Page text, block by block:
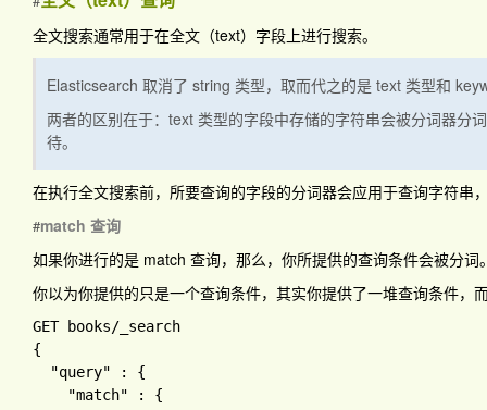
全文搜索通常用于在全文（text）字段上进行搜索。
Elasticsearch 取消了 string 类型，取而代之的是 text 类型和
两者的区别在于：text 类型的字段中存储的字符串会被分词器分
待。
在执行全文搜索前，所要查询的字段的分词器会应用于查询字符串
#match 查询
如果你进行的是 match 查询，那么，你所提供的查询条件会被分词
你以为你提供的只是一个查询条件，其实你提供了一堆查询条件，
GET books
{
"query"
: {
"match"
: {